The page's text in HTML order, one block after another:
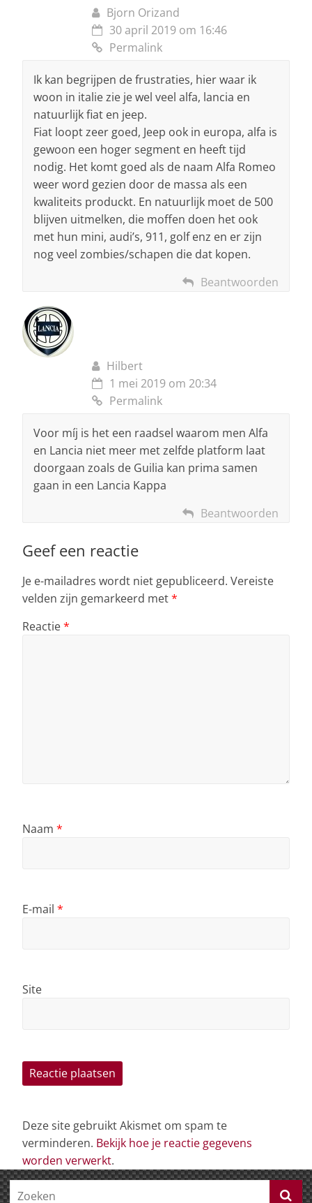
Bjorn Orizand
30 april 2019 om 16:46
Permalink
Ik kan begrijpen de frustraties, hier waar ik
woon in italie zie je wel veel alfa, lancia en
natuurlijk fiat en jeep.
Fiat loopt zeer goed, Jeep ook in europa, alfa is
gewoon een hoger segment en heeft tijd
nodig. Het komt goed als de naam Alfa Romeo
weer word gezien door de massa als een
kwaliteits produckt. En natuurlijk moet de 500
blijven uitmelken, die moffen doen het ook
met hun mini, audi’s, 911, golf enz en er zijn
nog veel zombies/schapen die dat kopen.
Beantwoorden
Hilbert
1 mei 2019 om 20:34
Permalink
Voor míj is het een raadsel waarom men Alfa
en Lancia niet meer met zelfde platform laat
doorgaan zoals de Guilia kan prima samen
gaan in een Lancia Kappa
Beantwoorden
Geef een reactie
Je e-mailadres wordt niet gepubliceerd. Vereiste
velden zijn gemarkeerd met*
Reactie*
Naam *
E-mail *
Site
Deze site gebruikt Akismet om spam te
verminderen. Bekijk hoe je reactie gegevens
worden verwerkt.